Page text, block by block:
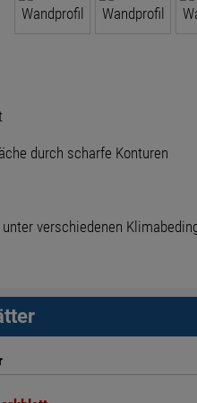
durch scharfe Konturen
verschiedenen